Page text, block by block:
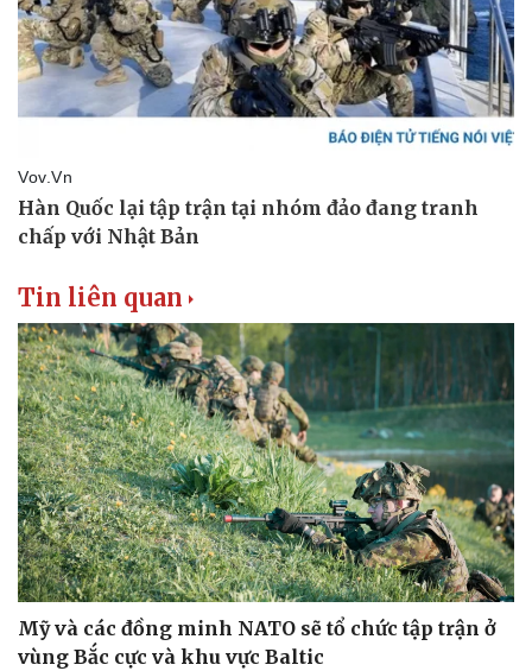
Thể thao
Bóng đá
Lịch thi đấu bóng đá
Thế giới thể thao
Hậu trường
Ô tô - Xe máy
Ô tô
Xe máy
Tư vấn
Tin liên quan
Mỹ và các đồng minh NATO sẽ tổ chức tập trận ở
vùng Bắc cực và khu vực Baltic